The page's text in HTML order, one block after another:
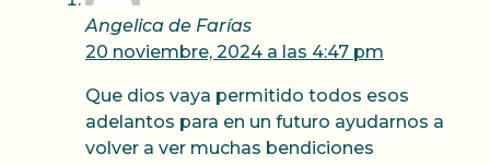
Angelica de Farías
20 noviembre, 2024 a las 4:47 pm
Que dios vaya permitido todos esos
adelantos para en un futuro ayudarnos a
volver a ver muchas bendiciones